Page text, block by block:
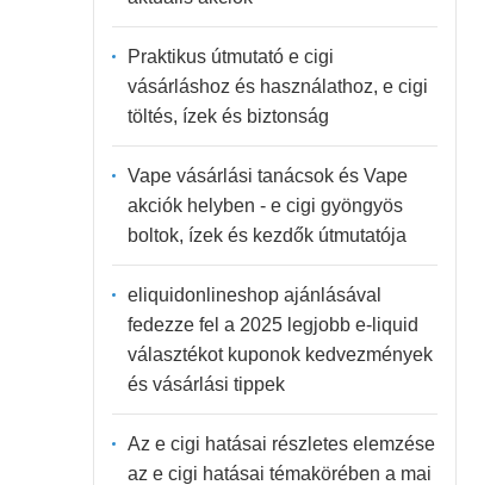
Praktikus útmutató e cigi
vásárláshoz és használathoz, e cigi
töltés, ízek és biztonság
Vape vásárlási tanácsok és Vape
akciók helyben - e cigi gyöngyös
boltok, ízek és kezdők útmutatója
eliquidonlineshop ajánlásával
fedezze fel a 2025 legjobb e-liquid
választékot kuponok kedvezmények
és vásárlási tippek
Az e cigi hatásai részletes elemzése
az e cigi hatásai témakörében a mai